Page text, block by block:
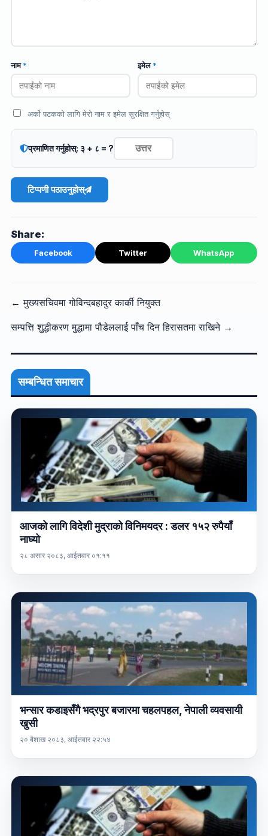
नाम* इमेल*
अर्को पटकको लागि मेरो नाम र इमेल सुरक्षित गर्नुहोस्
प्रमाणित गर्नुहोस्: ३ + ८ = ?
टिप्पणी पठाउनुहोस्
Share:
Facebook Twitter WhatsApp
← मुख्यसचिवमा गोविन्दबहादुर कार्की नियुक्त
सम्पत्ति शुद्धीकरण मुद्धामा पौडेललाई पाँच दिन हिरासतमा राखिने →
सम्बन्धित समाचार
आजको लागि विदेशी मुद्राको विनिमयदर : डलर १५२ रुपैयाँ
नाघ्यो
२८ असार २०८३, आईतवार ०१:११
भन्सार कडाइसँगै भद्रपुर बजारमा चहलपहल, नेपाली व्यवसायी
खुसी
२० बैशाख २०८३, आईतवार २२:५४